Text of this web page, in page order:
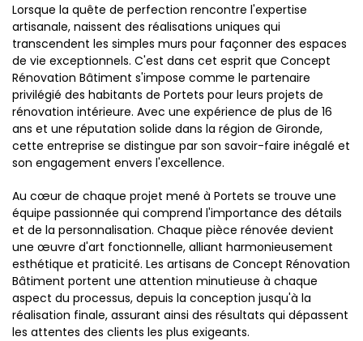
Lorsque la quête de perfection rencontre l'expertise
artisanale, naissent des réalisations uniques qui
transcendent les simples murs pour façonner des espaces
de vie exceptionnels. C'est dans cet esprit que Concept
Rénovation Bâtiment s'impose comme le partenaire
privilégié des habitants de Portets pour leurs projets de
rénovation intérieure. Avec une expérience de plus de 16
ans et une réputation solide dans la région de Gironde,
cette entreprise se distingue par son savoir-faire inégalé et
son engagement envers l'excellence.
Au cœur de chaque projet mené à Portets se trouve une
équipe passionnée qui comprend l'importance des détails
et de la personnalisation. Chaque pièce rénovée devient
une œuvre d'art fonctionnelle, alliant harmonieusement
esthétique et praticité. Les artisans de Concept Rénovation
Bâtiment portent une attention minutieuse à chaque
aspect du processus, depuis la conception jusqu'à la
réalisation finale, assurant ainsi des résultats qui dépassent
les attentes des clients les plus exigeants.